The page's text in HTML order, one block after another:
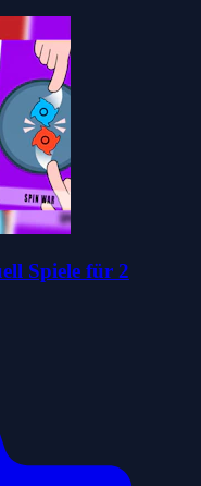
Spiele für 2